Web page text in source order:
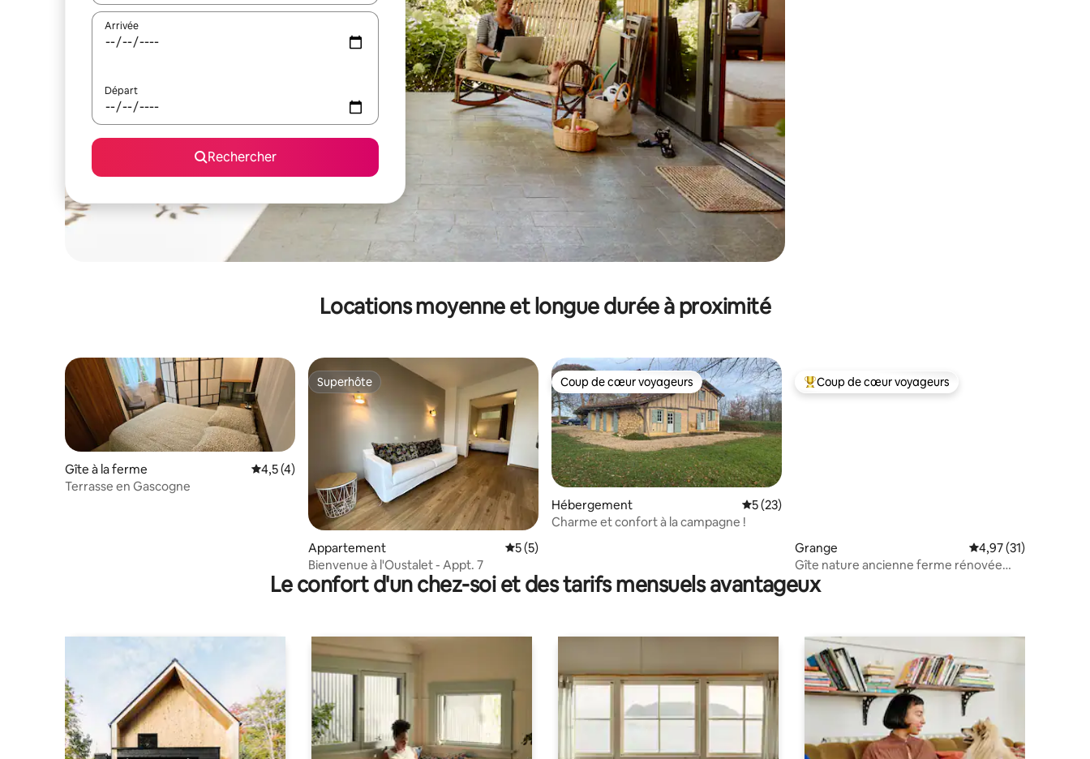
Arrivée
Départ
Rechercher
Locations moyenne et longue durée à proximité
Gîte à la ferme Évaluation moyenne sur la base de 4 commentaires : 4,5 sur 5
4,5 (4)
Terrasse en Gascogne
Superhôte
Superhôte
Appartement Évaluation moyenne sur la base de 5 commentaires : 5 sur 5
5 (5)
Bienvenue à l'Oustalet - Appt. 7
Coup de cœur voyageurs
Coup de cœur voyageurs
Hébergement Évaluation moyenne sur la base de 23 commentaires : 5 sur 5
5 (23)
Charme et confort à la campagne !
Coups de cœur voyageurs les plus appréciés
Coup de cœur voyageurs
Grange Évaluation moyenne
4,97 (31)
Gîte nature ancienne ferme rénovée
calme - 4ha
Le confort d'un chez-soi et des tarifs mensuels avantageux